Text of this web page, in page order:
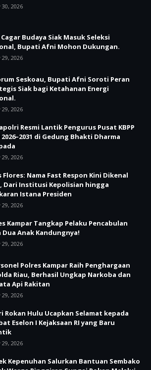
30, 2026
Budaya Siak Masuk Seleksi
Bupati Afni Mohon Dukungan.
29, 2026
Seskoau, Bupati Afni Soroti Peran
Siak bagi Ketahanan Energi
29, 2026
Resmi Lantik Pengurus Pusat KBPP
di Gedung Bhakti Dharma
29, 2026
Flores: Nama Fast Respon Kini Dikenal
Dari Institusi Kepolisian hingga
Istana Presiden
29, 2026
Kampar Tangkap Pelaku Pencabulan
Dua Anak Kandungnya!
29, 2026
Polres Kampar Raih Penghargaan
Riau, Berhasil Ungkap Narkoba dan
Api Rakitan
29, 2026
Rokan Hulu Ucapkan Selamat kepada
Eselon I Kejaksaan RI yang Baru
29, 2026
Kepenuhan Salurkan Bantuan Sembako